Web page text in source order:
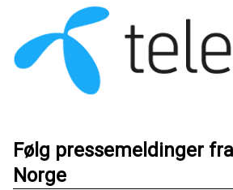
Følg pressemeldinger
Norge